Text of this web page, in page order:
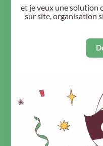
et je veux une solution
sur site, organisation